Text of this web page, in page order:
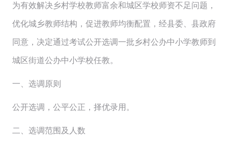
为有效解决乡村学校教师富余和城区学校师资不足问题，
优化城乡教师结构，促进教师均衡配置，经县委、县政府
同意，决定通过考试公开选调一批乡村公办中小学教师到
城区街道公办中小学校任教。
一、选调原则
公开选调，公平公正，择优录用。
二、选调范围及人数